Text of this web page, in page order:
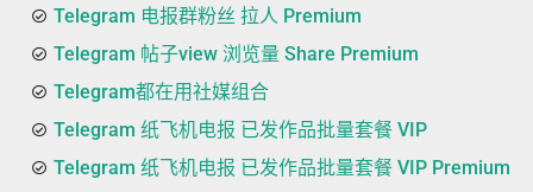
Telegram 电报群粉丝 拉人 Premium
Telegram 帖子view 浏览量 Share Premium
Telegram都在用社媒组合
Telegram 纸飞机电报 已发作品批量套餐 VIP
Telegram 纸飞机电报 已发作品批量套餐 VIP Premium